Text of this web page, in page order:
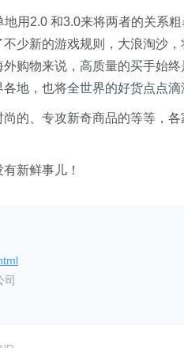
用2.0 和3.0来将两者的关系
少新的游戏规则，大浪淘沙
购物来说，高质量的买手始
地，也将全世界的好货点点滴
的、专攻新奇商品的等等，
新鲜事儿！
司